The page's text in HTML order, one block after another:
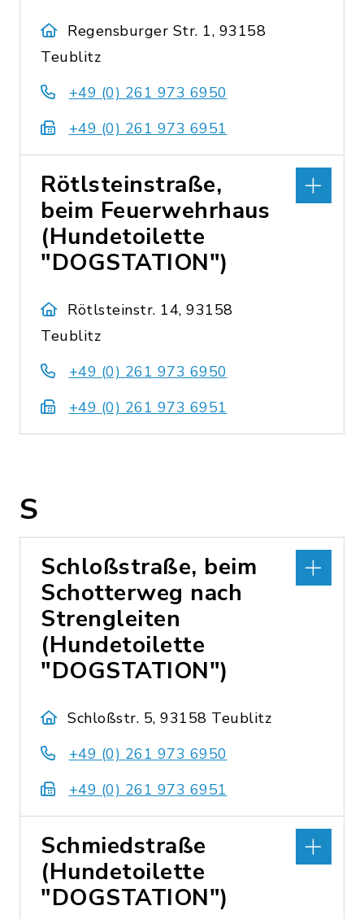
Regensburger Str. 1, 93158
Teublitz
+49 (0) 261 973 6950
+49 (0) 261 973 6951
Rötlsteinstraße,
beim Feuerwehrhaus
(Hundetoilette
"DOGSTATION")
Rötlsteinstr. 14, 93158
Teublitz
+49 (0) 261 973 6950
+49 (0) 261 973 6951
S
Schloßstraße, beim
Schotterweg nach
Strengleiten
(Hundetoilette
"DOGSTATION")
Schloßstr. 5, 93158 Teublitz
+49 (0) 261 973 6950
+49 (0) 261 973 6951
Schmiedstraße
(Hundetoilette
"DOGSTATION")